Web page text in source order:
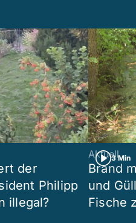
der
Philipp
illegal?
3 Min
Aktuell
Brand
und
Fische